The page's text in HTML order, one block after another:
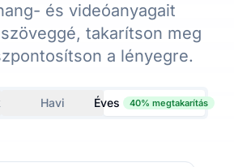
és videóanyagait
takarítson meg
a lényegre.
Havi Éves 40% megtakarítás